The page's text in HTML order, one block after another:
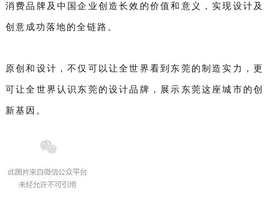
消费品牌及中国企业创造长效的价值和意义，实现设计及
创意成功落地的全链路。
原创和设计，不仅可以让全世界看到东莞的制造实力，更
可让全世界认识东莞的设计品牌，展示东莞这座城市的创
新基因。